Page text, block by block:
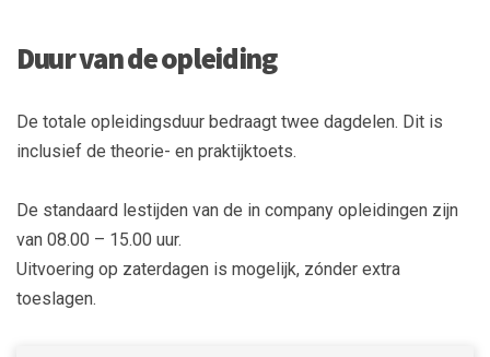
Duur van de opleiding
De totale opleidingsduur bedraagt twee dagdelen. Dit is
inclusief de theorie- en praktijktoets.
De standaard lestijden van de in company opleidingen zijn
van 08.00 – 15.00 uur.
Uitvoering op zaterdagen is mogelijk, zónder extra
toeslagen.